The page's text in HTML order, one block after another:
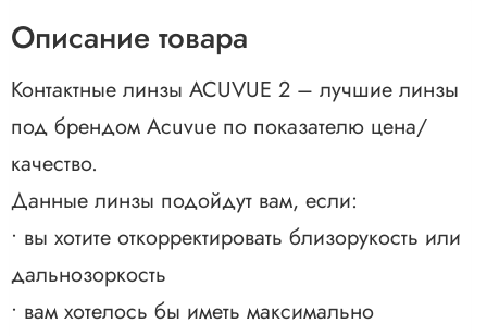
Описание товара
Контактные линзы ACUVUE 2 – лучшие линзы
под брендом Acuvue по показателю цена/
качество.
Данные линзы подойдут вам, если:
• вы хотите откорректировать близорукость или
дальнозоркость
• вам хотелось бы иметь максимально